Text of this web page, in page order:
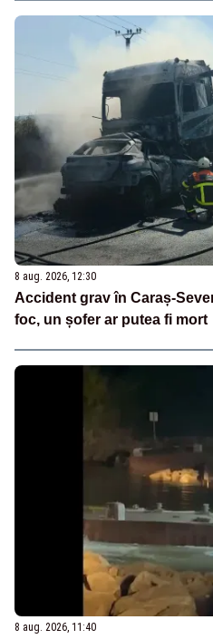
8 aug. 2026, 12:30
Accident grav în Caraș-
foc, un șofer ar putea fi mort
8 aug. 2026, 11:40